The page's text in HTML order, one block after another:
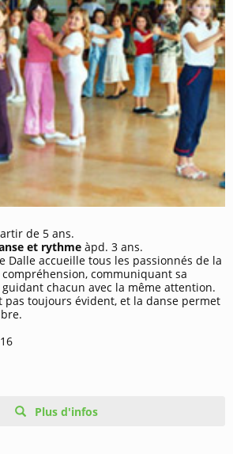
de 5 ans.
et rythme àpd. 3 ans.
Dalle accueille tous les passionnés de la
communiquant sa
chacun avec la même attention.
pas toujours évident, et la danse permet
Plus d'infos